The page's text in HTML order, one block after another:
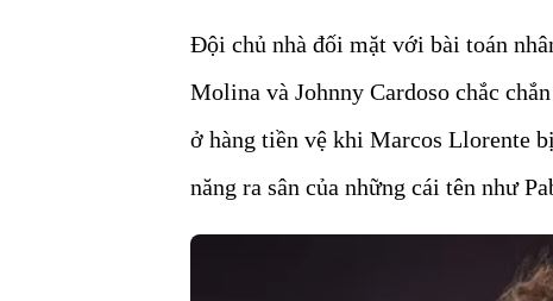
Đội chủ nhà đối mặt với bài toán
Molina và Johnny Cardoso chắc
ở hàng tiền vệ khi Marcos Llorente
năng ra sân của những cái tên như